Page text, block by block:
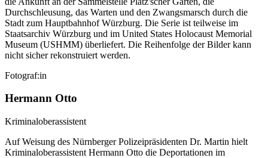
Durchschleusung, das Warten und den Zwangsmarsch durch die
Stadt zum Hauptbahnhof Würzburg. Die Serie ist teilweise im
Staatsarchiv Würzburg und im United States Holocaust Memorial
Museum (USHMM) überliefert. Die Reihenfolge der Bilder kann
nicht sicher rekonstruiert werden.
Fotograf:in
Hermann Otto
Kriminaloberassistent
Auf Weisung des Nürnberger Polizeipräsidenten Dr. Martin hielt
Kriminaloberassistent Hermann Otto die Deportationen im